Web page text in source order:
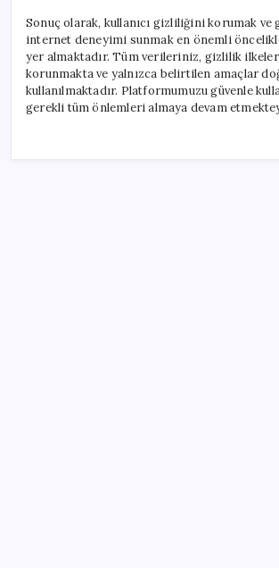
Sonuç olarak, kullanıcı gizliliğini korumak ve
internet deneyimi sunmak en önemli
yer almaktadır. Tüm verileriniz, gizlilik
korunmakta ve yalnızca belirtilen amaçlar
kullanılmaktadır. Platformumuzu güvenle
gerekli tüm önlemleri almaya devam